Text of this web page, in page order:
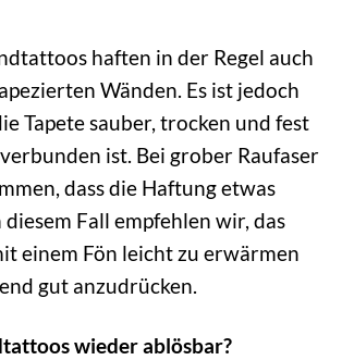
haften in der Regel auch
Wänden. Es ist jedoch
Tapete sauber, trocken und fest
ist. Bei grober Raufaser
dass die Haftung etwas
Fall empfehlen wir, das
einem Fön leicht zu erwärmen
gut anzudrücken.
wieder ablösbar?